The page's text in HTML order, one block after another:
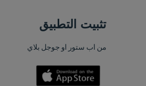
تثبيت التطبيق
من اب ستور او جوجل بلاي